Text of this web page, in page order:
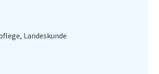
Landeskunde